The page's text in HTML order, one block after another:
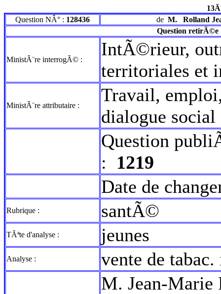
Question NÂ° : 128436 de M.
Rolland
Question retirÃ©e
MinistÃ¨re interrogÃ© :
IntÃ©rieur,
territoriales et
MinistÃ¨re attributaire :
Travail,
dialogue social
Question
: 1219
Date de
Rubrique : santÃ©
TÃªte d'analyse : jeunes
Analyse : vente de
M. Jean-Marie